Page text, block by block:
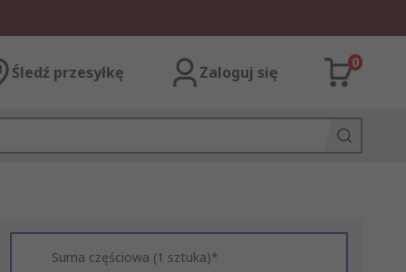
Śledź przesyłkę Zaloguj się
0
Suma częściowa (1 sztuka)*